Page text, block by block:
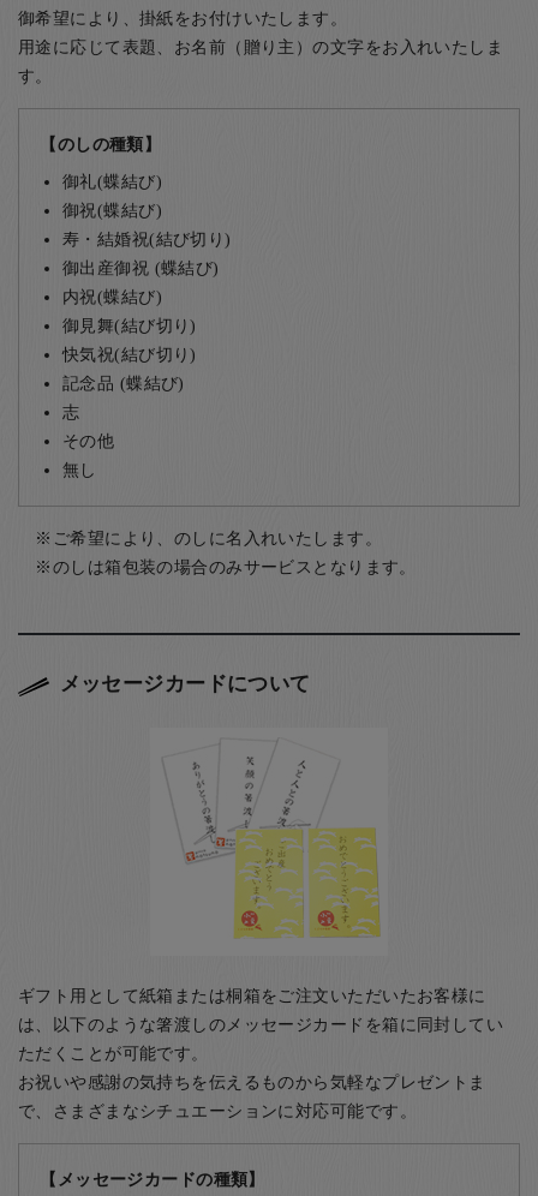
御希望により、掛紙をお付けいたします。
用途に応じて表題、お名前（贈り主）の文字をお入れいたしま
す。
【のしの種類】
御礼(蝶結び)
御祝(蝶結び)
寿・結婚祝(結び切り)
御出産御祝 (蝶結び)
内祝(蝶結び)
御見舞(結び切り)
快気祝(結び切り)
記念品 (蝶結び)
志
その他
無し
ご希望により、のしに名入れいたします。
のしは箱包装の場合のみサービスとなります。
メッセージカードについて
ギフト用として紙箱または桐箱をご注文いただいたお客様に
は、以下のような箸渡しのメッセージカードを箱に同封してい
ただくことが可能です。
お祝いや感謝の気持ちを伝えるものから気軽なプレゼントま
で、さまざまなシチュエーションに対応可能です。
【メッセージカードの種類】